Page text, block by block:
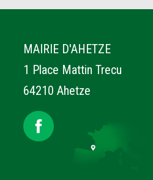
MAIRIE D'AHETZE
1 Place Mattin Trecu
64210 Ahetze